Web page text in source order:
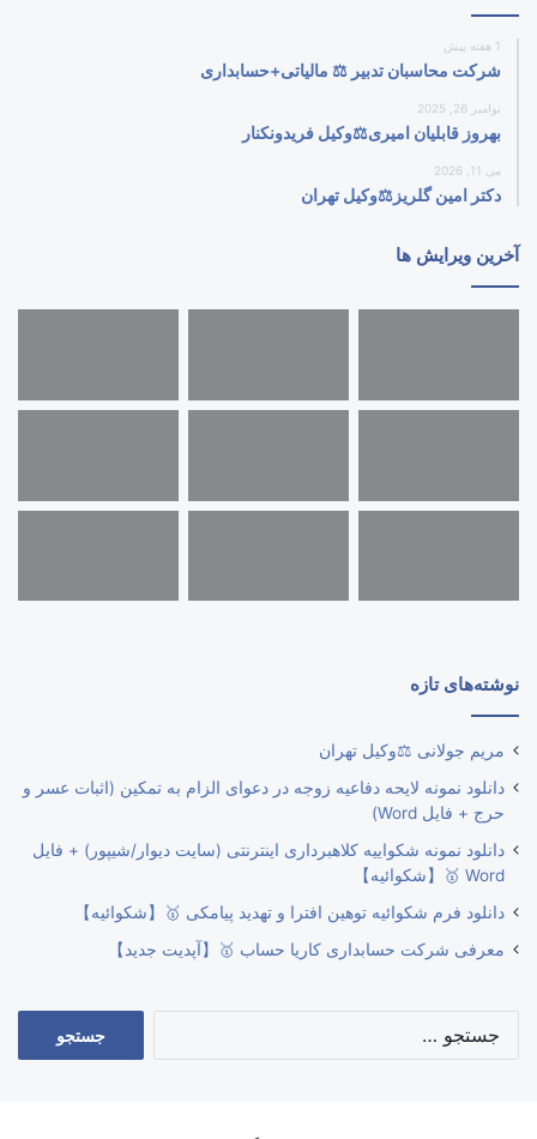
1 هفته پیش
شرکت محاسبان تدبیر ⚖️ مالیاتی+حسابداری
نوامبر 26, 2025
بهروز قابلیان امیری⚖️وکیل فریدونکنار
می 11, 2026
دکتر امین گلریز⚖️وکیل تهران
آخرین ویرایش ها
نوشته‌های تازه
مریم جولانی ⚖️وکیل تهران
دانلود نمونه لایحه دفاعیه زوجه در دعوای الزام به تمکین (اثبات عسر و
حرج + فایل Word)
دانلود نمونه شکواییه کلاهبرداری اینترنتی (سایت دیوار/شیپور) + فایل
Word 🥇【شکوائیه】
دانلود فرم شکوائیه توهین افترا و تهدید پیامکی 🥇【شکوائیه】
معرفی شرکت حسابداری کاریا حساب 🥇【آپدیت جدید】